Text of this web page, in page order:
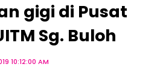
gigi di Pusat
Sg. Buloh
10:12:00 AM